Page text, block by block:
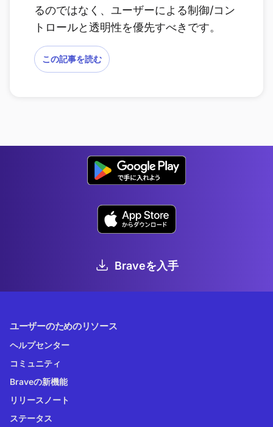
るのではなく、ユーザーによる制御/コン
トロールと透明性を優先すべきです。
この記事を読む
Braveを入手
ユーザーのためのリソース
ヘルプセンター
コミュニティ
Braveの新機能
リリースノート
ステータス